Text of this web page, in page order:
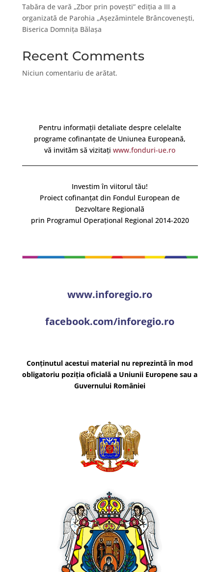
Tabăra de vară „Zbor prin poveşti” ediţia a III a
organizată de Parohia „Aşezămintele Brâncoveneşti,
Biserica Domniţa Bălaşa
Recent Comments
Niciun comentariu de arătat.
Pentru informații detaliate despre celelalte
programe cofinanțate de Uniunea Europeană,
vă invităm să vizitațiwww.fonduri-ue.ro
Investim în viitorul tău!
Proiect cofinanțat din Fondul European de
Dezvoltare Regională
prin Programul Operațional Regional 2014-2020
www.inforegio.ro
facebook.com/inforegio.ro
Conținutul acestui material nu reprezintă în mod
obligatoriu poziția oficială a Uniunii Europene sau a
Guvernului României